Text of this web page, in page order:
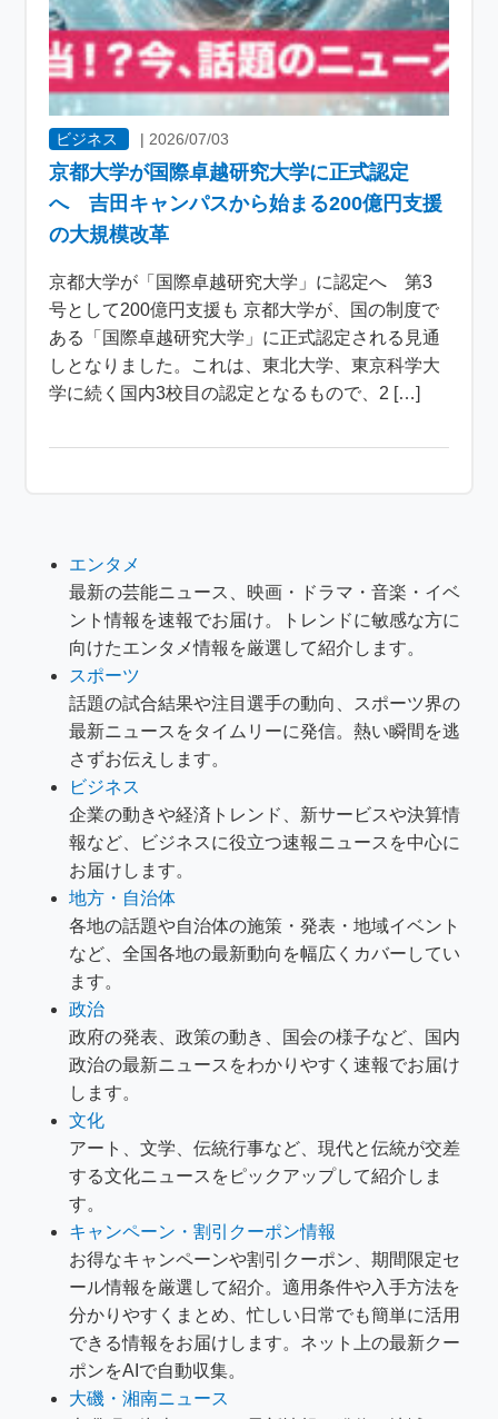
ビジネス |2026/07/03
京都大学が国際卓越研究大学に正式認定
へ 吉田キャンパスから始まる200億円支援
の大規模改革
京都大学が「国際卓越研究大学」に認定へ 第3
号として200億円支援も 京都大学が、国の制度で
ある「国際卓越研究大学」に正式認定される見通
しとなりました。これは、東北大学、東京科学大
学に続く国内3校目の認定となるもので、2 […]
エンタメ
最新の芸能ニュース、映画・ドラマ・音楽・イベ
ント情報を速報でお届け。トレンドに敏感な方に
向けたエンタメ情報を厳選して紹介します。
スポーツ
話題の試合結果や注目選手の動向、スポーツ界の
最新ニュースをタイムリーに発信。熱い瞬間を逃
さずお伝えします。
ビジネス
企業の動きや経済トレンド、新サービスや決算情
報など、ビジネスに役立つ速報ニュースを中心に
お届けします。
地方・自治体
各地の話題や自治体の施策・発表・地域イベント
など、全国各地の最新動向を幅広くカバーしてい
ます。
政治
政府の発表、政策の動き、国会の様子など、国内
政治の最新ニュースをわかりやすく速報でお届け
します。
文化
アート、文学、伝統行事など、現代と伝統が交差
する文化ニュースをピックアップして紹介しま
す。
キャンペーン・割引クーポン情報
お得なキャンペーンや割引クーポン、期間限定セ
ール情報を厳選して紹介。適用条件や入手方法を
分かりやすくまとめ、忙しい日常でも簡単に活用
できる情報をお届けします。ネット上の最新クー
ポンをAIで自動収集。
大磯・湘南ニュース